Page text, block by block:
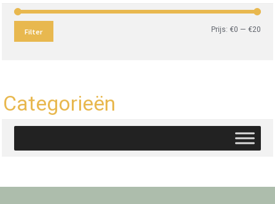
Filter Prijs: €0 — €20
Categorieën